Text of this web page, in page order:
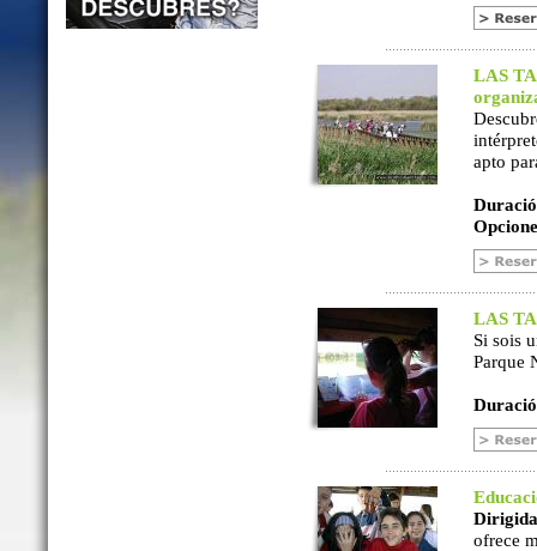
LAS
apto
LAS
Si sois
Parque
ofrece